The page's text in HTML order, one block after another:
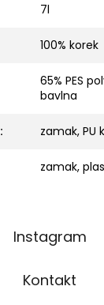
7l
100% korek
65% PES
bavlna
: zamak, PU
zamak,
Instagram
Kontakt